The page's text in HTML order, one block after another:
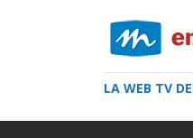
LA WEB TV